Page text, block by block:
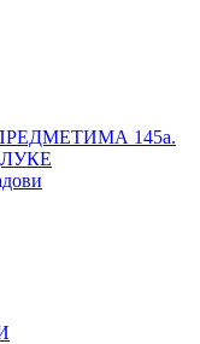
145а.